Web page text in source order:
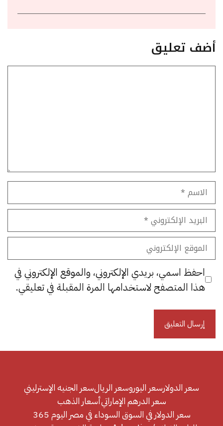
أضف تعليق
الاسم
البريد
الإلكتروني
الموقع
الإلكتروني
احفظ اسمي، بريدي الإلكتروني، والموقع الإلكتروني في
هذا المتصفح لاستخدامها المرة المقبلة في تعليقي.
سعر الدولارسعر اليوروسعر الريالسعر الجنيه الإسترليني
سعر الدرهم الإماراتيأسعار الذهب
سعر الدولار في السوق السوداء في مصر اليوم 365